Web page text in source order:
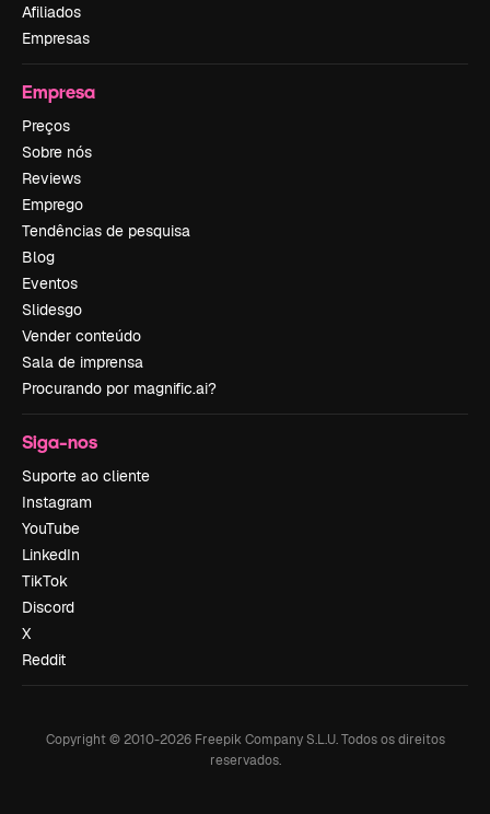
Afiliados
Empresas
Empresa
Preços
Sobre nós
Reviews
Emprego
Tendências de pesquisa
Blog
Eventos
Slidesgo
Vender conteúdo
Sala de imprensa
Procurando por magnific.ai?
Siga-nos
Suporte ao cliente
Instagram
YouTube
LinkedIn
TikTok
Discord
X
Reddit
Copyright © 2010-2026Freepik Company S.L.U. Todos os direitos
reservados.